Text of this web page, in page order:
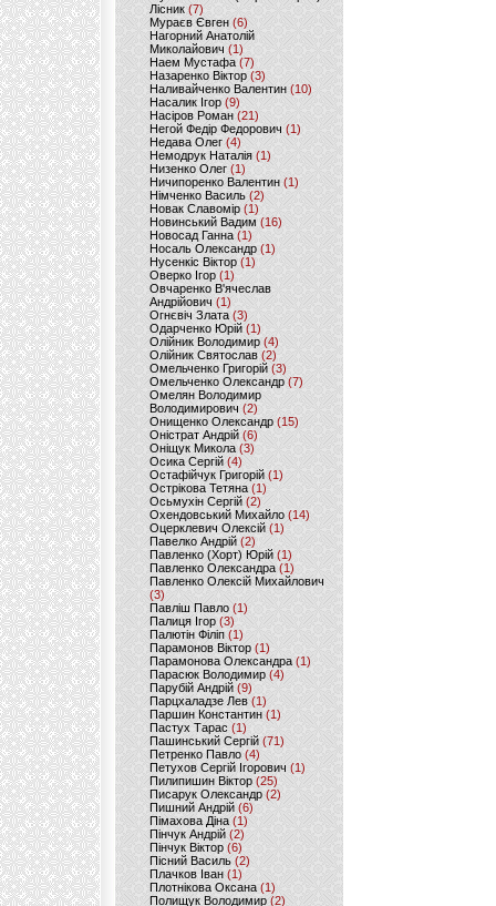
Лісник (7)
Мураєв Євген(6)
Нагорний Анатолій
Миколайович (1)
Наем Мустафа (7)
Назаренко Віктор (3)
Наливайченко Валентин (10)
Насалик Ігор(9)
Насіров Роман (21)
Негой Федір Федорович(1)
Недава Олег(4)
Немодрук Наталія(1)
Низенко Олег (1)
Ничипоренко Валентин (1)
Німченко Василь (2)
Новак Славомір (1)
Новинський Вадим (16)
Новосад Ганна (1)
Носаль Олександр (1)
Нусенкіс Віктор (1)
Оверко Ігор (1)
Овчаренко В'ячеслав
Андрійович(1)
Огнєвіч Злата (3)
Одарченко Юрій(1)
Олійник Володимир (4)
Олійник Святослав (2)
Омельченко Григорій (3)
Омельченко Олександр(7)
Омелян Володимир
Володимирович (2)
Онищенко Олександр (15)
Оністрат Андрій (6)
Оніщук Микола (3)
Осика Сергій(4)
Остафійчук Григорій(1)
Острікова Тетяна (1)
Осьмухін Сергій (2)
Охендовський Михайло (14)
Оцерклевич Олексій (1)
Павелко Андрій (2)
Павленко (Хорт) Юрій (1)
Павленко Олександра (1)
Павленко Олексій Михайлович
(3)
Павліш Павло(1)
Палиця Ігор (3)
Палютін Філіп(1)
Парамонов Віктор (1)
Парамонова Олександра(1)
Парасюк Володимир(4)
Парубій Андрій (9)
Парцхаладзе Лев (1)
Паршин Константин(1)
Пастух Тарас (1)
Пашинський Сергій (71)
Петренко Павло (4)
Петухов Сергій Ігорович (1)
Пилипишин Віктор(25)
Писарук Олександр(2)
Пишний Андрій (6)
Пімахова Діна(1)
Пінчук Андрій(2)
Пінчук Віктор (6)
Пісний Василь (2)
Плачков Іван(1)
Плотнікова Оксана (1)
Полищук Володимир(2)